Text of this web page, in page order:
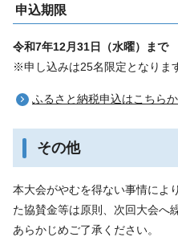
申込期限
令和7年12月31日（水曜）まで
※申し込みは25名限定となりま
ふるさと納税申込はこちら
その他
本大会がやむを得ない事情によ
た協賛金等は原則、次回大会へ
あらかじめご了承ください。